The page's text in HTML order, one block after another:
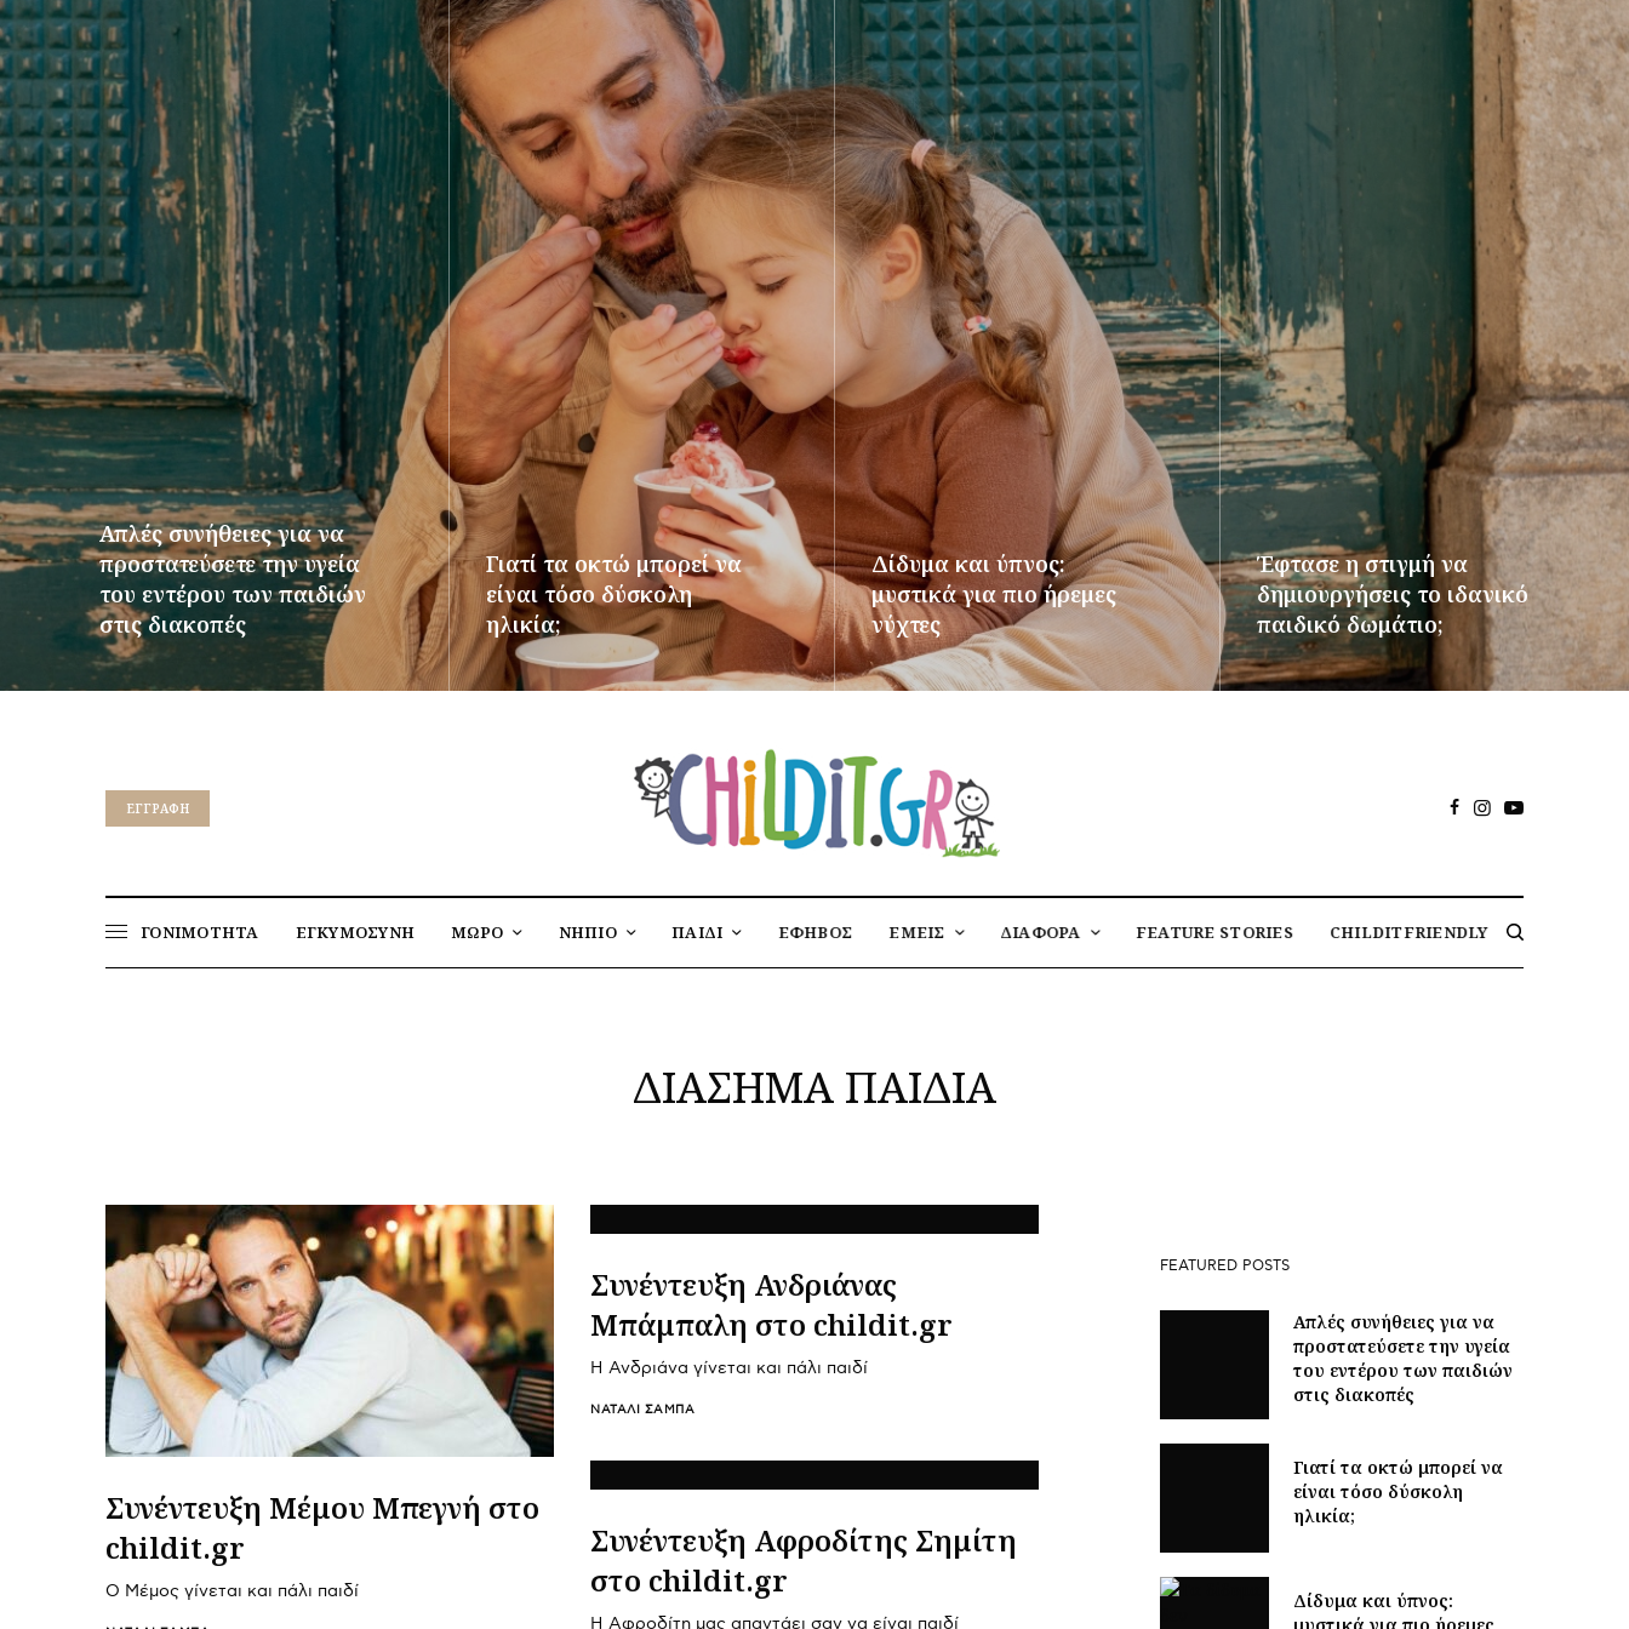
Απλές συνήθειες για να
προστατεύσετε την υγεία
του εντέρου των παιδιών
στις διακοπές
ΠΕΡΙΣΣΌΤΕΡΑ
Γιατί τα οκτώ μπορεί να
είναι τόσο δύσκολη
ηλικία;
ΠΕΡΙΣΣΌΤΕΡΑ
Δίδυμα και ύπνος:
μυστικά για πιο ήρεμες
νύχτες
ΠΕΡΙΣΣΌΤΕΡΑ
Έφτασε η στιγμή να
δημιουργήσεις το ιδανικό
παιδικό δωμάτιο;
ΠΕΡΙΣΣΌΤΕΡΑ
EΓΓΡΑΦΉ
ΓΟΝΙΜΟΤΗΤΑ ΕΓΚΥΜΟΣΥΝΗ ΜΩΡΟ ΝΗΠΙΟ ΠΑΙΔΙ ΕΦΗΒΟΣ ΕΜΕΙΣ ΔΙΑΦΟΡΑ FEATURE STORIES CHILDITFRIENDLY
ΔΙΑΣΗΜΑ ΠΑΙΔΙΑ
Συνέντευξη Μέμου Μπεγνή στο
childit.gr
Ο Μέμος γίνεται και πάλι παιδί
Συνέντευξη Ανδριάνας
Μπάμπαλη στο childit.gr
Η Ανδριάνα γίνεται και πάλι παιδί
ΝΑΤΑΛΊ ΣΑΜΠΆ
Συνέντευξη Αφροδίτης Σημίτη
στο childit.gr
Η Αφροδίτη μας απαντάει σαν να είναι παιδί
FEATURED POSTS
Απλές συνήθειες για να
προστατεύσετε την υγεία
του εντέρου των παιδιών
στις διακοπές
Γιατί τα οκτώ μπορεί να
είναι τόσο δύσκολη
ηλικία;
Δίδυμα και ύπνος: